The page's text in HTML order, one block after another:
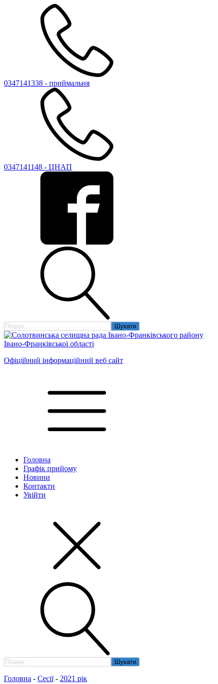
0347141338 - приймальня
0347141148 - ЦНАП
Пошук:
Офіційний інформаційний веб сайт
Головна
Графік прийому
Новини
Контакти
Увійти
Пошук:
Головна - Сесії- 2021 рік